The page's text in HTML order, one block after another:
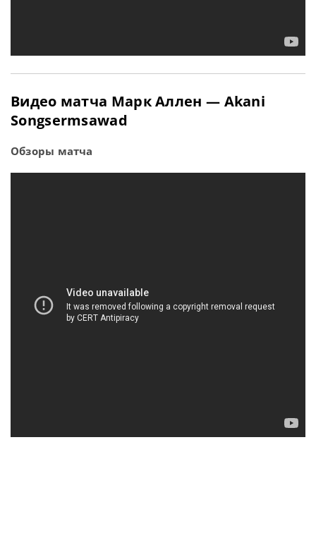
Видео матча Марк Аллен — Akani
Songsermsawad
Обзоры матча